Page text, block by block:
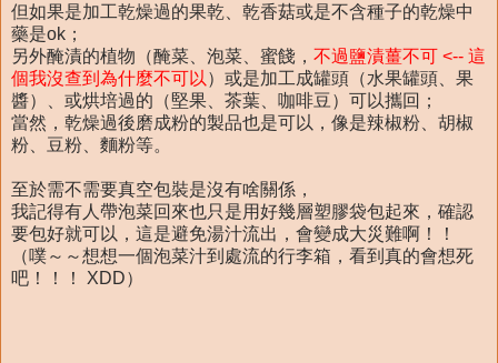
但如果是加工乾燥過的果乾、乾香菇或是不含種子的乾燥中
藥是ok；
另外醃漬的植物（醃菜、泡菜、蜜餞， 不過鹽漬薑不可 <-- 這
個我沒查到為什麼不可以 ）或是加工成罐頭（水果罐頭、果
醬）、或烘培過的（堅果、茶葉、咖啡豆）可以攜回；
當然，乾燥過後磨成粉的製品也是可以，像是辣椒粉、胡椒
粉、豆粉、麵粉等。
至於需不需要真空包裝是沒有啥關係，
我記得有人帶泡菜回來也只是用好幾層塑膠袋包起來，確認
要包好就可以，這是避免湯汁流出，會變成大災難啊！！
（噗～～想想一個泡菜汁到處流的行李箱，看到真的會想死
吧！！！ XDD）